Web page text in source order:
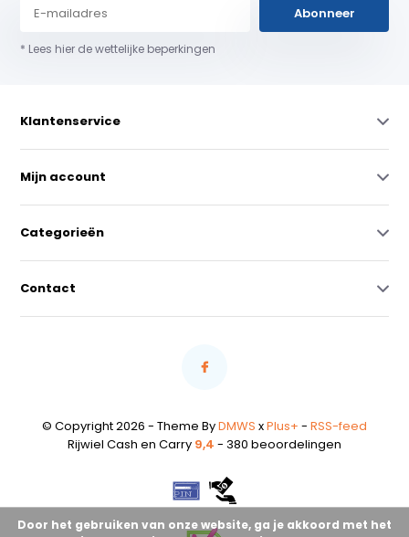
Abonneer
* Lees hier de wettelijke beperkingen
Klantenservice
Mijn account
Categorieën
Contact
© Copyright 2026 - Theme ByDMWS xPlus+ - RSS-feed
Rijwiel Cash en Carry 9,4 - 380 beoordelingen
Door het gebruiken van onze website, ga je akkoord met het